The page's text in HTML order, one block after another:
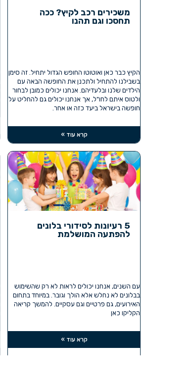
משכירים רכב לקיץ? ככה
תחסכו וגם תהנו
הקיץ כבר כאן ואוטוטו החופש הגדול יתחיל. זה סימן
בשבילנו להתחיל ולתכנן את החופשה הבאה עם
הילדים שלנו ובלעדיהם. אנחנו יכולים כמובן לבחור
ולטוס איתם לחו"ל, אך אנחנו יכולים גם להחליט על
חופשה בישראל ביעד כזה או אחר.
קרא עוד »
5 רעיונות לסידורי בלונים
להפתעה המושלמת
עם השנים, אנחנו יכולים לראות לא רק שהשימוש
בבלונים לא נחלש אלא הולך וגובר. במיוחד בתחום
האירועים, גם פרטיים וגם עסקיים. להמשך קריאה
הקליקו כאן
קרא עוד »